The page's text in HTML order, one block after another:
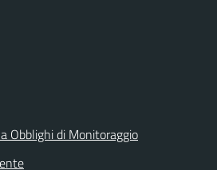
Obblighi di Monitoraggio